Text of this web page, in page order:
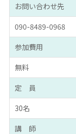
お問い合わせ先
090-8489-0968
参加費用
無料
定 員
30名
講 師